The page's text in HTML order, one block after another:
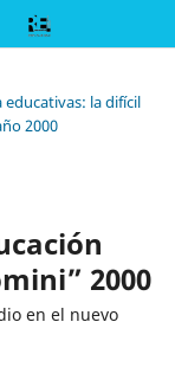
educativas: la difícil
2000
2000
en el nuevo